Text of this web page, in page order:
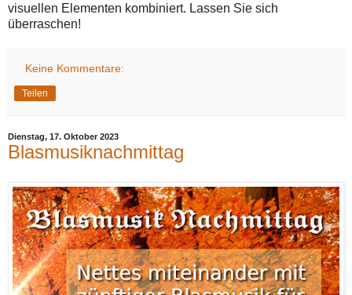
visuellen Elementen kombiniert. Lassen Sie sich
überraschen!
Keine Kommentare:
Teilen
Dienstag, 17. Oktober 2023
Blasmusiknachmittag